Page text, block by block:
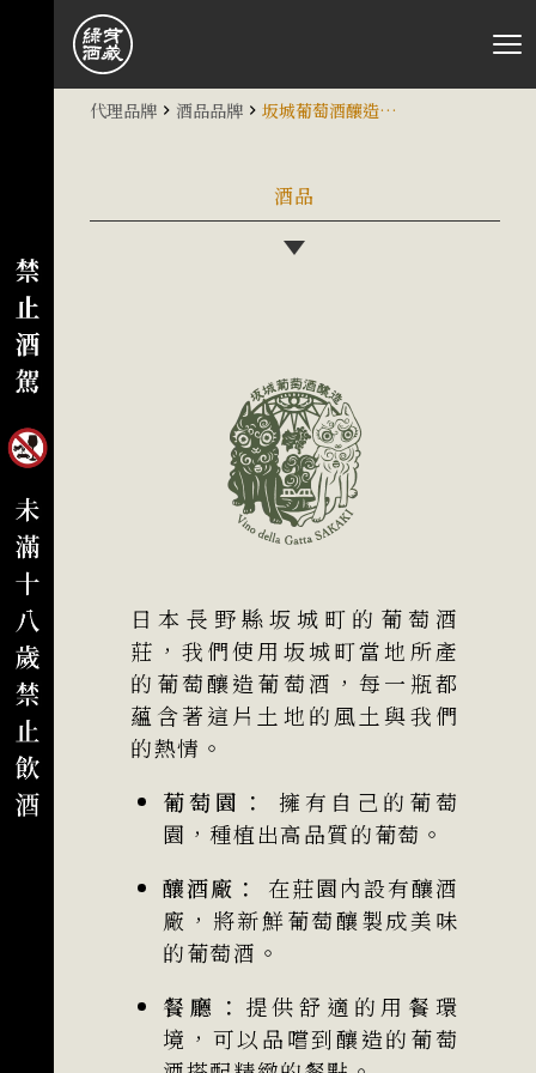
代理品牌 酒品品牌 坂城葡萄酒釀造株式會社
酒品
日本長野縣坂城町的葡萄酒
莊，我們使用坂城町當地所產
的葡萄釀造葡萄酒，每一瓶都
蘊含著這片土地的風土與我們
的熱情。
葡萄園：
擁有自己的葡萄
園，種植出高品質的葡萄。
釀酒廠：
在莊園內設有釀酒
廠，將新鮮葡萄釀製成美味
的葡萄酒。
餐廳： 提供舒適的用餐環
境，可以品嚐到釀造的葡萄